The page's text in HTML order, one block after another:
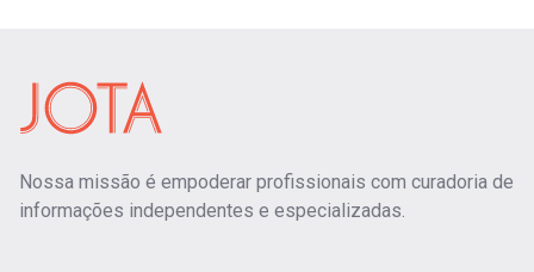
Nossa missão é empoderar profissionais com curadoria de
informações independentes e especializadas.